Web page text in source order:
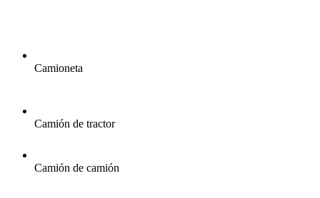
Camioneta
Camión de tractor
Camión de camión